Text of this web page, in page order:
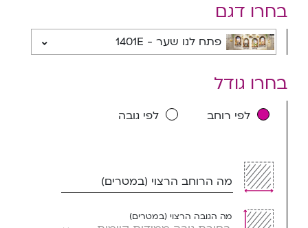
בחרו דגם
פתח לנו שער - 1401E
בחרו גודל
לפי רוחב לפי גובה
מה הרוחב הרצוי (במטרים)
מה הגובה הרצוי (במטרים)